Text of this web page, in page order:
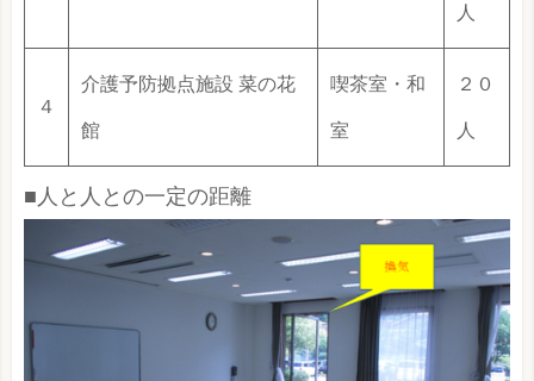
人
４
介護予防拠点施設 菜の花
館
喫茶室・和
室
２０
人
■人と人との一定の距離